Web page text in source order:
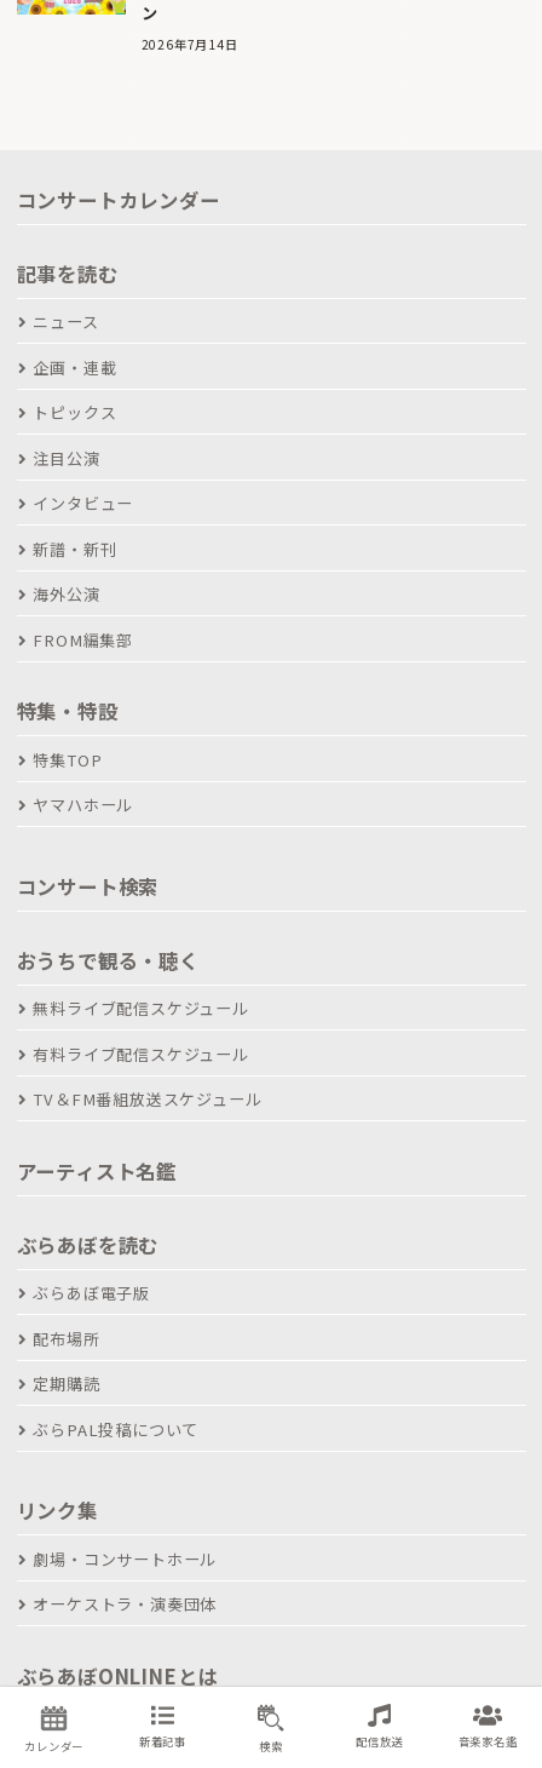
ン
2026年7月14日
コンサートカレンダー
記事を読む
ニュース
企画・連載
トピックス
注目公演
インタビュー
新譜・新刊
海外公演
FROM編集部
特集・特設
特集TOP
ヤマハホール
コンサート検索
おうちで観る・聴く
無料ライブ配信スケジュール
有料ライブ配信スケジュール
TV＆FM番組放送スケジュール
アーティスト名鑑
ぶらあぼを読む
ぶらあぼ電子版
配布場所
定期購読
ぶらPAL投稿について
リンク集
劇場・コンサートホール
オーケストラ・演奏団体
ぶらあぼONLINEとは
コンサート情報掲載について
カレンダー 新着記事 検索 配信放送 音楽家名鑑